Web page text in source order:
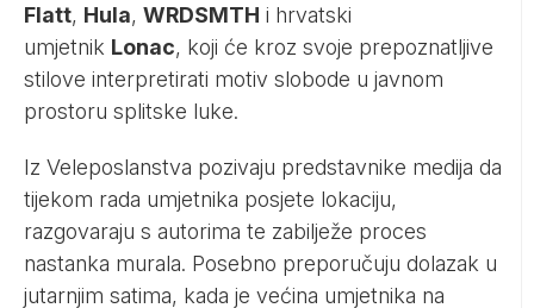
Flatt, Hula, WRDSMTH i hrvatski
umjetnik Lonac, koji će kroz svoje prepoznatljive
stilove interpretirati motiv slobode u javnom
prostoru splitske luke.
Iz Veleposlanstva pozivaju predstavnike medija da
tijekom rada umjetnika posjete lokaciju,
razgovaraju s autorima te zabilježe proces
nastanka murala. Posebno preporučuju dolazak u
jutarnjim satima, kada je većina umjetnika na